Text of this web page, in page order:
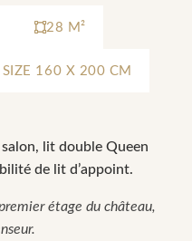
28 M²
160 X 200 CM
salon, lit double Queen
de lit d’appoint.
étage du château,